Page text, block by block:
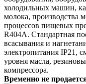
холодильных машин,
молока, производства
процессов пищевых
R404A. Стандартная
всасывания и
электропитания IP21,
уровня масла,
компрессора.
Временно не